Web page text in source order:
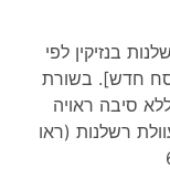
סרבנות גט היא מעשה העולה כדי עוולת רשלנות בנזיקין לפי
[נוסח חדש]. בשורת
סיבה ראויה
רשלנות (ראו